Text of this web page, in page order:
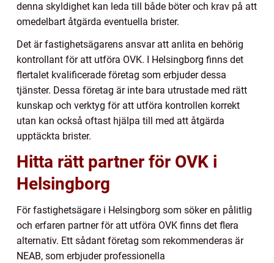
denna skyldighet kan leda till både böter och krav på att
omedelbart åtgärda eventuella brister.
Det är fastighetsägarens ansvar att anlita en behörig
kontrollant för att utföra OVK. I Helsingborg finns det
flertalet kvalificerade företag som erbjuder dessa
tjänster. Dessa företag är inte bara utrustade med rätt
kunskap och verktyg för att utföra kontrollen korrekt
utan kan också oftast hjälpa till med att åtgärda
upptäckta brister.
Hitta rätt partner för OVK i
Helsingborg
För fastighetsägare i Helsingborg som söker en pålitlig
och erfaren partner för att utföra OVK finns det flera
alternativ. Ett sådant företag som rekommenderas är
NEAB, som erbjuder professionella